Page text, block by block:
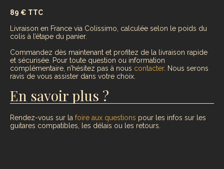
89 € TTC
Livraison en France via Colissimo, calculée selon le poids du
colis à l’étape du panier.
Commandez dès maintenant et profitez de la livraison rapide
et sécurisée. Pour toute question ou information
complémentaire, n’hésitez pas à nous contacter. Nous serons
ravis de vous assister dans votre choix.
En savoir plus ?
Rendez-vous sur la foire aux questions pour les infos sur les
guitares compatibles, les délais ou les retours.